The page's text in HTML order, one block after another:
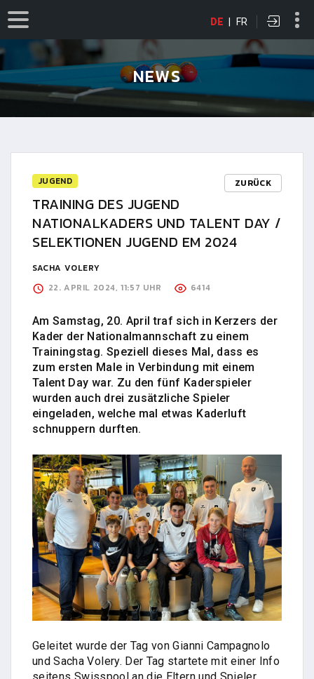
DE | FR
NEWS
JUGEND ZURÜCK
TRAINING DES JUGEND
NATIONALKADERS UND TALENT DAY /
SELEKTIONEN JUGEND EM 2024
SACHA VOLERY
22. APRIL 2024, 11:57 UHR
6414
Am Samstag, 20. April traf sich in Kerzers der
Kader der Nationalmannschaft zu einem
Trainingstag. Speziell dieses Mal, dass es
zum ersten Male in Verbindung mit einem
Talent Day war. Zu den fünf Kaderspieler
wurden auch drei zusätzliche Spieler
eingeladen, welche mal etwas Kaderluft
schnuppern durften.
Geleitet wurde der Tag von Gianni Campagnolo
und Sacha Volery. Der Tag startete mit einer Info